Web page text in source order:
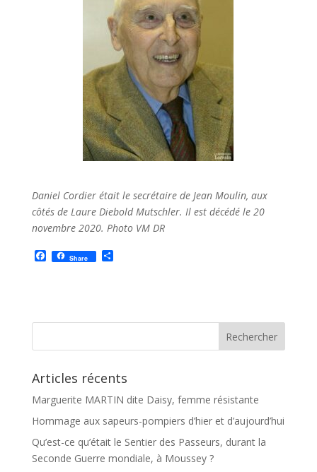
Daniel Cordier était le secrétaire de Jean Moulin, aux
côtés de Laure Diebold Mutschler. Il est décédé le 20
novembre 2020. Photo VM DR
F
a
o
Share P
e
Articles récents
Marguerite MARTIN dite Daisy, femme résistante
Hommage aux sapeurs-pompiers d’hier et d’aujourd’hui
Qu’est-ce qu’était le Sentier des Passeurs, durant la
Seconde Guerre mondiale, à Moussey ?